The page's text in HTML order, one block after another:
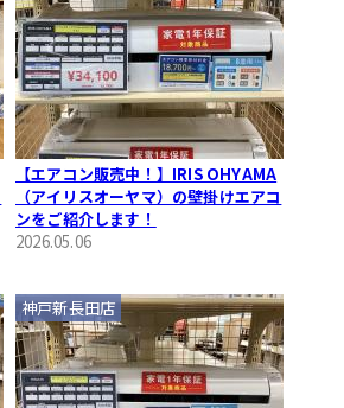
【エアコン販売中！】IRIS OHYAMA
（アイリスオーヤマ）の壁掛けエアコ
ンをご紹介します！
2026.05.06
神戸新長田店